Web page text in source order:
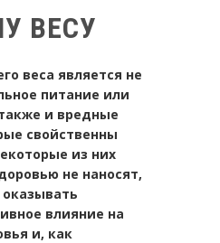
ВЕСУ
веса является не
питание или
и вредные
свойственны
из них
не наносят,
влияние на
и, как